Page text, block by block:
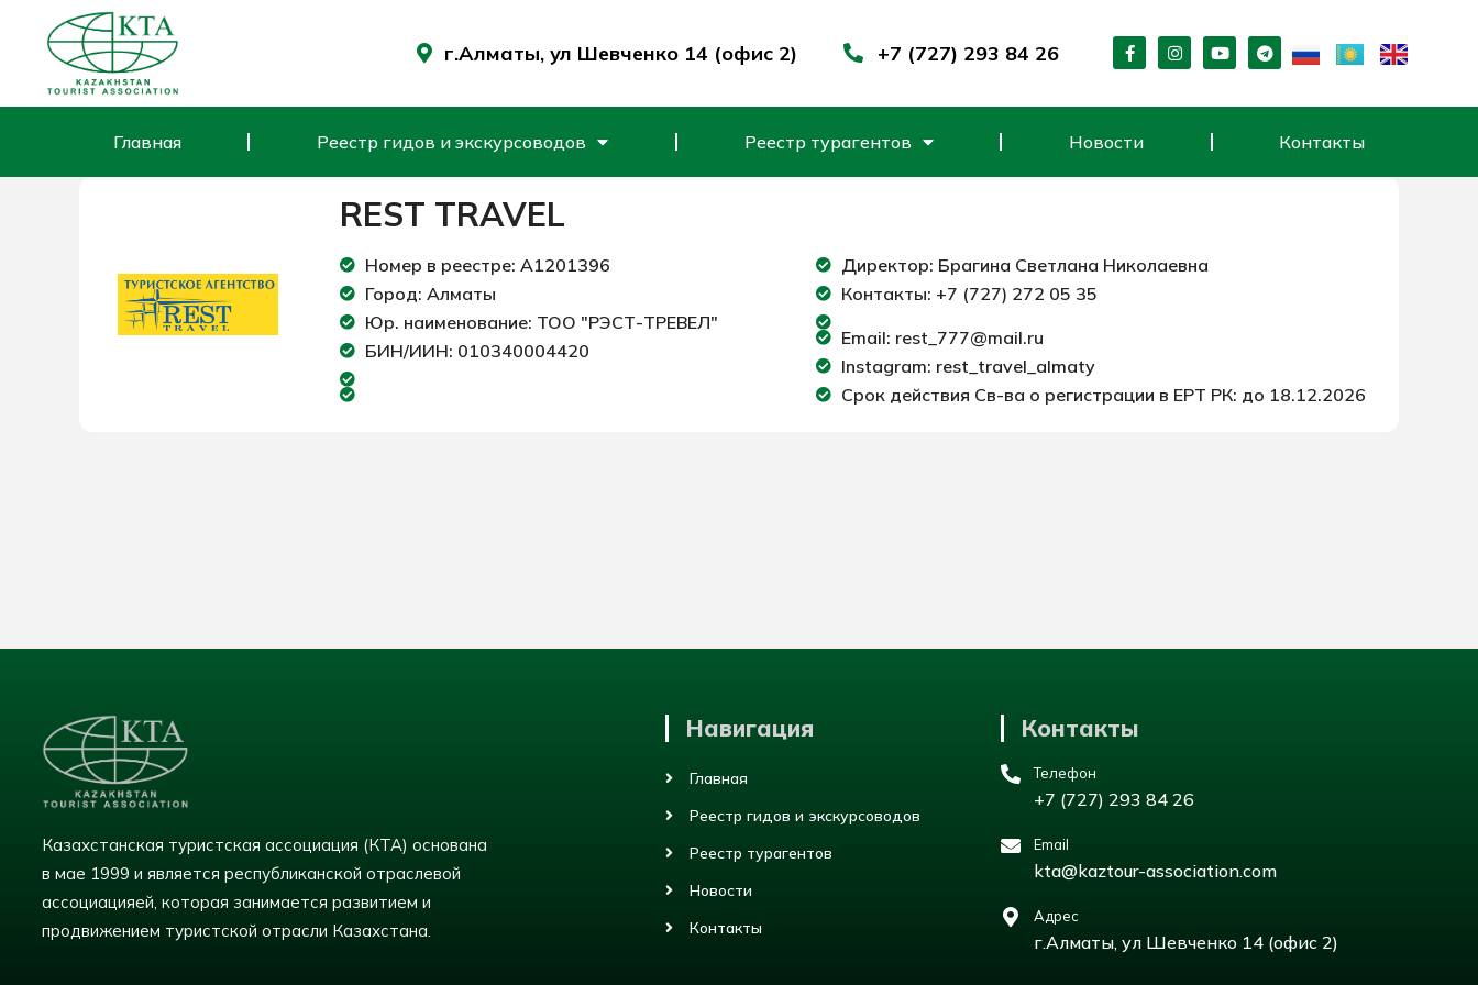
Перейти
содержимому
г.Алматы, ул Шевченко 14 (офис 2) +7 (727) 293 84 26 F
a
b
o
-
I
n
a
m
Y
o
u
T
e
g
Главная Реестр гидов и экскурсоводов Реестр турагентов Новости Контакты
REST TRAVEL
Номер в реестре: A1201396
Город: Алматы
Юр. наименование: ТОО "РЭСТ-ТРЕВЕЛ"
БИН/ИИН: 010340004420
Директор: Брагина Светлана Николаевна
Контакты: +7 (727) 272 05 35
Email: rest_777@mail.ru
Instagram: rest_travel_almaty
Срок действия Св-ва о регистрации в ЕРТ РК: до 18.12.2026
Казахстанская туристская ассоциация (КТА) основана
в мае 1999 и является республиканской отраслевой
ассоциацияей, которая занимается развитием и
продвижением туристской отрасли Казахстана.
Навигация
Главная
Реестр гидов и экскурсоводов
Реестр турагентов
Новости
Контакты
Контакты
Телефон
+7 (727) 293 84 26
Email
kta@kaztour-association.com
Адрес
г.Алматы, ул Шевченко 14 (офис 2)